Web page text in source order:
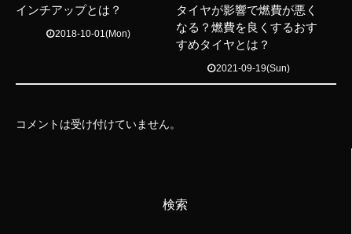
インチアップとは？
2018-10-01(Mon)
タイヤが影響で燃費が悪く
なる？燃費を良くするおす
すめタイヤとは？
2021-09-19(Sun)
コメントは受け付けていません。
検索